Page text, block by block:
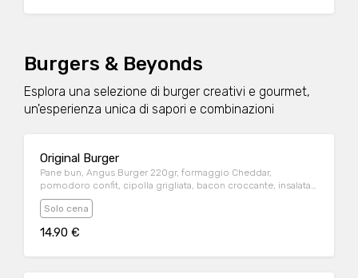
Burgers & Beyonds
Esplora una selezione di burger creativi e gourmet,
un'esperienza unica di sapori e combinazioni
Original Burger
Pane bun, Angus Burger 220gr, formaggio Cheddar,
pomodoro confit, cipolla grigliata, bacon croccante, insalata
iceberg e salsa BBQ
Solo cena
14.90 €